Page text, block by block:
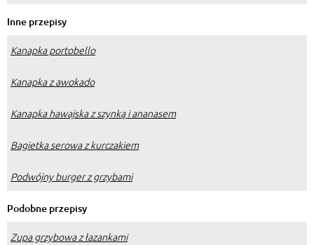
Inne przepisy
Kanapka portobello
Kanapka z awokado
Kanapka hawajska z szynką i ananasem
Bagietka serowa z kurczakiem
Podwójny burger z grzybami
Podobne przepisy
Zupa grzybowa z łazankami